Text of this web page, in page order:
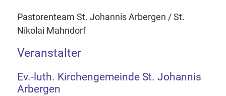
Pastorenteam St. Johannis Arbergen / St.
Nikolai Mahndorf
Veranstalter
Ev.-luth. Kirchengemeinde St. Johannis
Arbergen